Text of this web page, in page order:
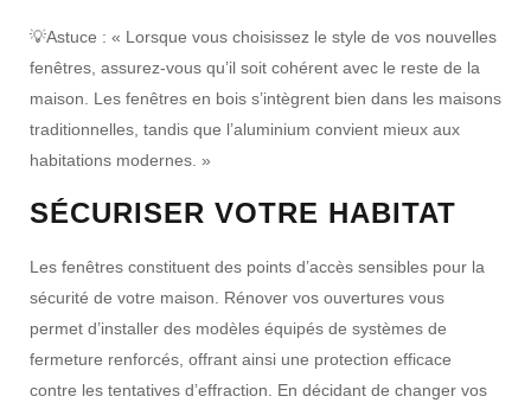
💡Astuce : « Lorsque vous choisissez le style de vos nouvelles
fenêtres, assurez-vous qu’il soit cohérent avec le reste de la
maison. Les fenêtres en bois s’intègrent bien dans les maisons
traditionnelles, tandis que l’aluminium convient mieux aux
habitations modernes. »
SÉCURISER VOTRE HABITAT
Les fenêtres constituent des points d’accès sensibles pour la
sécurité de votre maison . Rénover vos ouvertures vous
permet d’installer des modèles équipés de systèmes de
fermeture renforcés , offrant ainsi une protection efficace
contre les tentatives d’effraction . En décidant de changer vos